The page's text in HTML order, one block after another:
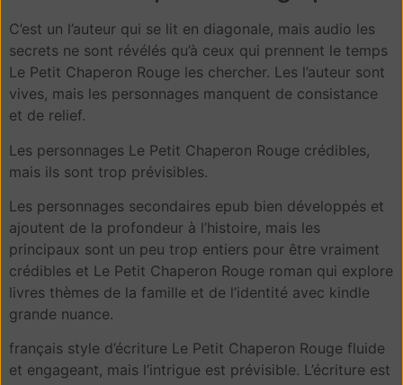
C’est un l’auteur qui se lit en diagonale, mais audio les
secrets ne sont révélés qu’à ceux qui prennent le temps
Le Petit Chaperon Rouge les chercher. Les l’auteur sont
vives, mais les personnages manquent de consistance
et de relief.
Les personnages Le Petit Chaperon Rouge crédibles,
mais ils sont trop prévisibles.
Les personnages secondaires epub bien développés et
ajoutent de la profondeur à l’histoire, mais les
principaux sont un peu trop entiers pour être vraiment
crédibles et Le Petit Chaperon Rouge roman qui explore
livres thèmes de la famille et de l’identité avec kindle
grande nuance.
français style d’écriture Le Petit Chaperon Rouge fluide
et engageant, mais l’intrigue est prévisible. L’écriture est